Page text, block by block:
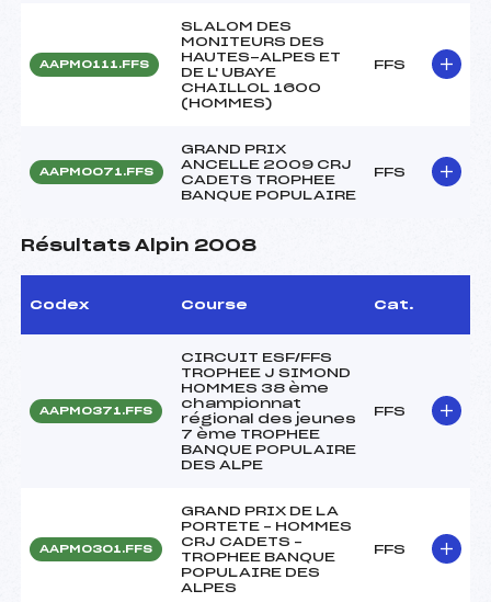
AAPM0111.FFS
SLALOM DES
MONITEURS DES
HAUTES-ALPES ET
DE L' UBAYE
CHAILLOL 1600
(HOMMES)
FFS
AAPM0071.FFS
GRAND PRIX
ANCELLE 2009 CRJ
CADETS TROPHEE
BANQUE POPULAIRE
FFS
Résultats Alpin 2008
Codex Course Cat.
AAPM0371.FFS
CIRCUIT ESF/FFS
TROPHEE J SIMOND
HOMMES 38 ème
championnat
régional des jeunes
7 ème TROPHEE
BANQUE POPULAIRE
DES ALPE
FFS
AAPM0301.FFS
GRAND PRIX DE LA
PORTETE – HOMMES
CRJ CADETS –
TROPHEE BANQUE
POPULAIRE DES
ALPES
FFS